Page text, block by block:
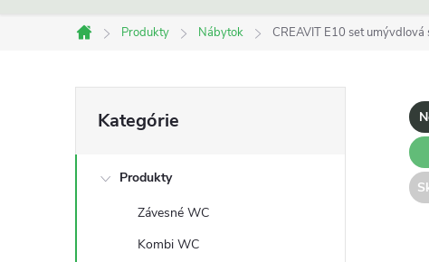
Domov
Produkty Nábytok CREAVIT E10 set
o
kategórie
Kategórie
Produkty
Závesné WC
Kombi WC